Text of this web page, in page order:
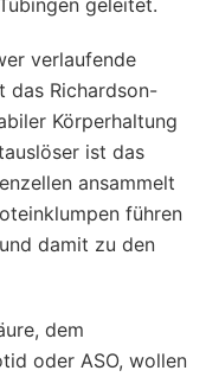
verlaufende
das Richardson-
Körperhaltung
ist das
ansammelt
führen
damit zu den
dem
oder ASO, wollen